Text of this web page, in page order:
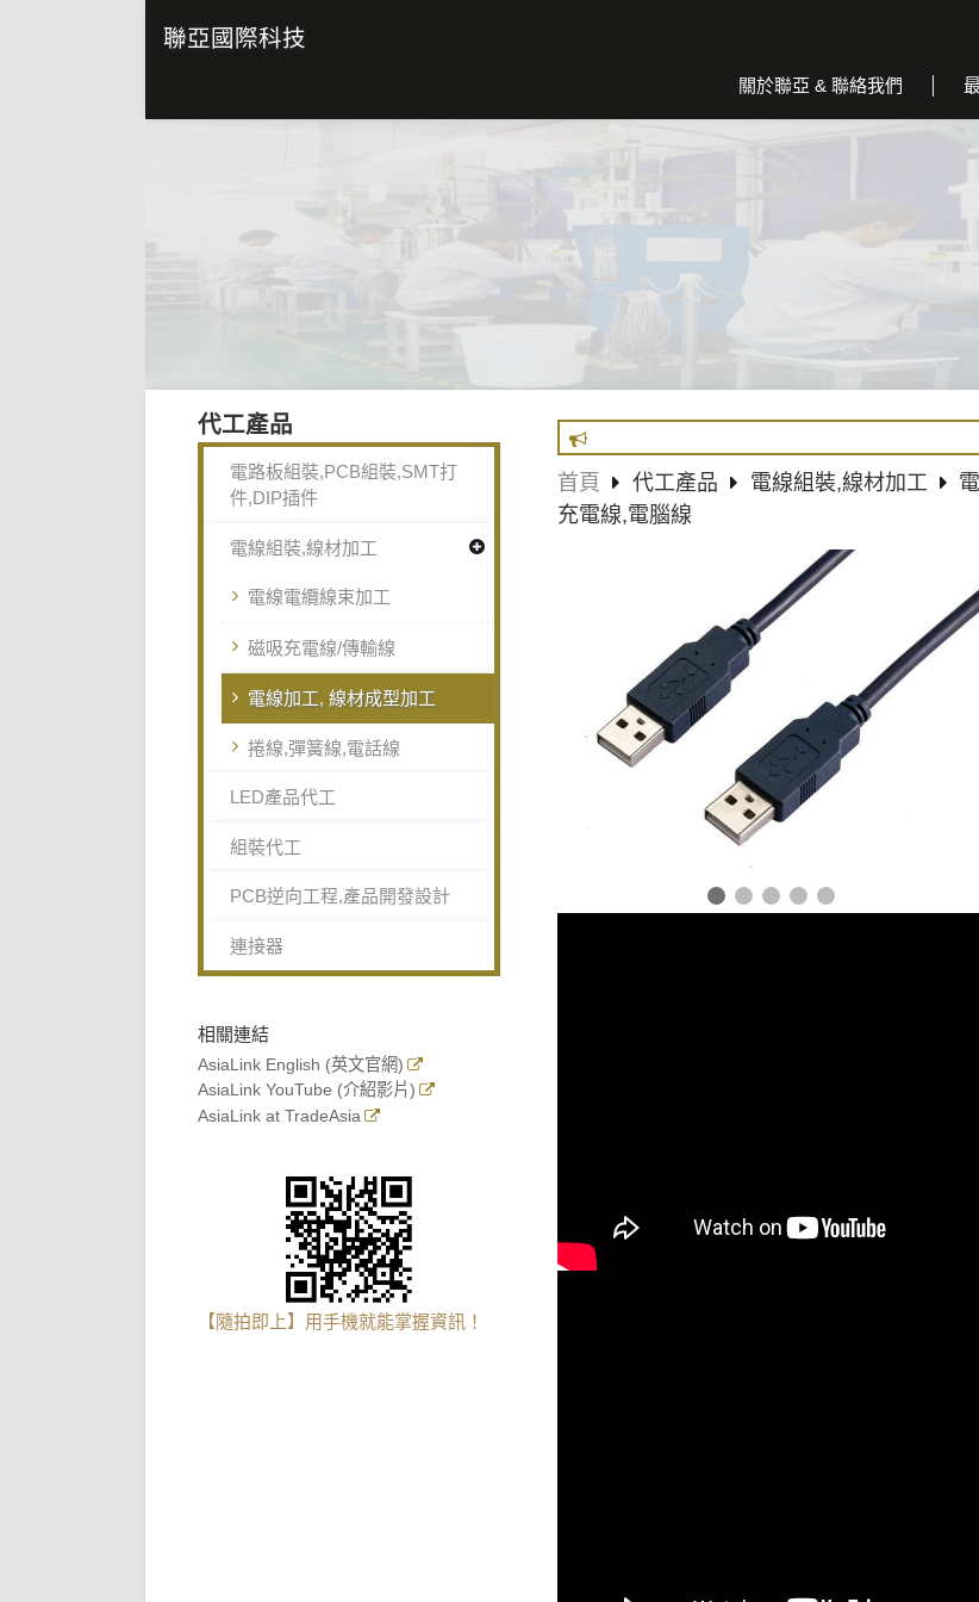
聯亞國際科技
關於聯亞 & 聯絡我們
代工產品
電路板組裝,PCB組裝,SMT打
件,DIP插件
電線組裝,線材加工
電線電纜線束加工
磁吸充電線/傳輸線
電線加工, 線材成型加工
捲線,彈簧線,電話線
LED產品代工
組裝代工
PCB逆向工程,產品開發設計
連接器
相關連結
AsiaLink English (英文官網)
AsiaLink YouTube (介紹影片)
AsiaLink at TradeAsia
【隨拍即上】用手機就能掌握資訊！
首頁 代工產品 電線組裝,線材加工
充電線,電腦線